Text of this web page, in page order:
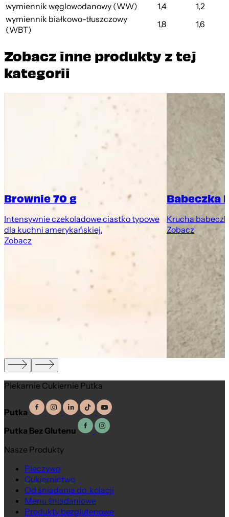
wymiennik węglowodanowy (WW)
1,4
1,2
wymiennik białkowo-tłuszczowy
(WBT)
1,8 1,6
Zobacz inne produkty z tej
kategorii
Brownie 70 g
Intensywnie czekoladowe ciastko typowe
dla kuchni amerykańskiej.
Zobacz
Babeczka
Krucha
Zobacz
Piekarnie Cukiernie Putka
Putka
Putka Bez Glutenu
Nasze Produkty
Pieczywo
Cukiernictwo
Od śniadania do kolacji
Menu śniadaniowe
Produkty bezglutenowe